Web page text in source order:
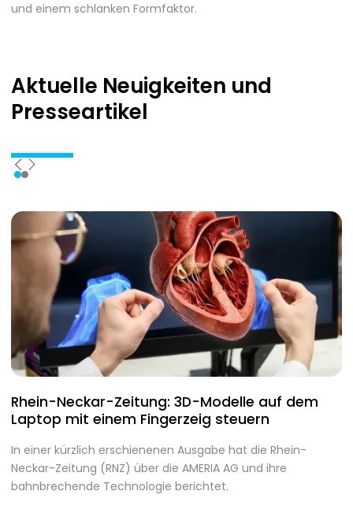
und einem schlanken Formfaktor.
Aktuelle Neuigkeiten und
Presseartikel
Rhein-Neckar-Zeitung: 3D-Modelle auf dem
Laptop mit einem Fingerzeig steuern
In einer kürzlich erschienenen Ausgabe hat die Rhein-
Neckar-Zeitung (RNZ) über die AMERIA AG und ihre
bahnbrechende Technologie berichtet.